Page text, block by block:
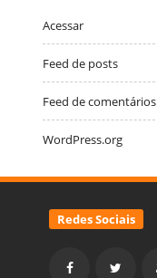
Acessar
Feed de posts
Feed de comentários
WordPress.org
Redes Sociais